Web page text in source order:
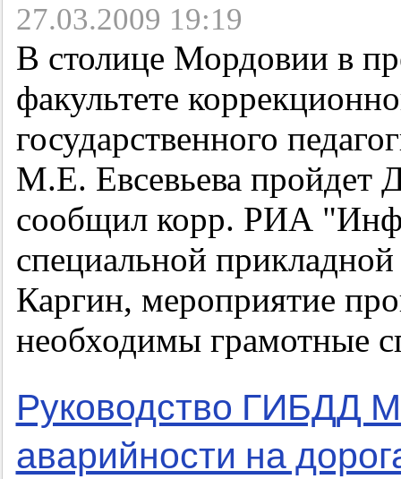
27.03.2009 19:19
В столице Мордовии в
факультете
государственного
М.Е. Евсевьева пройдет
сообщил корр. РИА
специальной
Каргин, мероприятие
необходимы грамотные
Руководство ГИБДД
аварийности на